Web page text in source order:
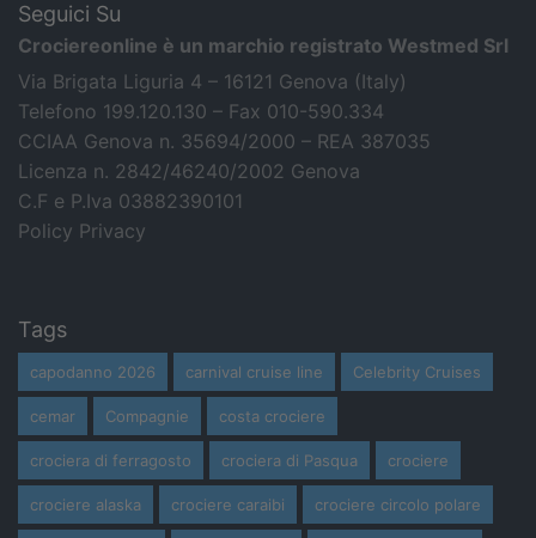
Seguici Su
Crociereonline è un marchio registrato Westmed Srl
Via Brigata Liguria 4 – 16121 Genova (Italy)
Telefono 199.120.130 – Fax 010-590.334
CCIAA Genova n. 35694/2000 – REA 387035
Licenza n. 2842/46240/2002 Genova
C.F e P.Iva 03882390101
Policy Privacy
Tags
capodanno 2026 carnival cruise line Celebrity Cruises
cemar Compagnie costa crociere
crociera di ferragosto crociera di Pasqua crociere
crociere alaska crociere caraibi crociere circolo polare